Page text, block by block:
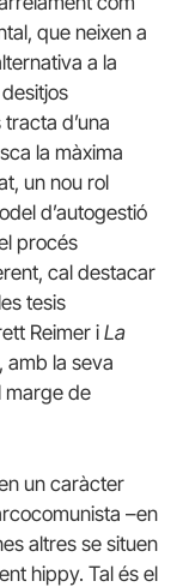
que neixen a
a la
d’una
la màxima
un nou rol
d’autogestió
procés
cal destacar
tesis
Reimer iLa
amb la seva
marge de
un caràcter
–en
altres se situen
hippy. Tal és el